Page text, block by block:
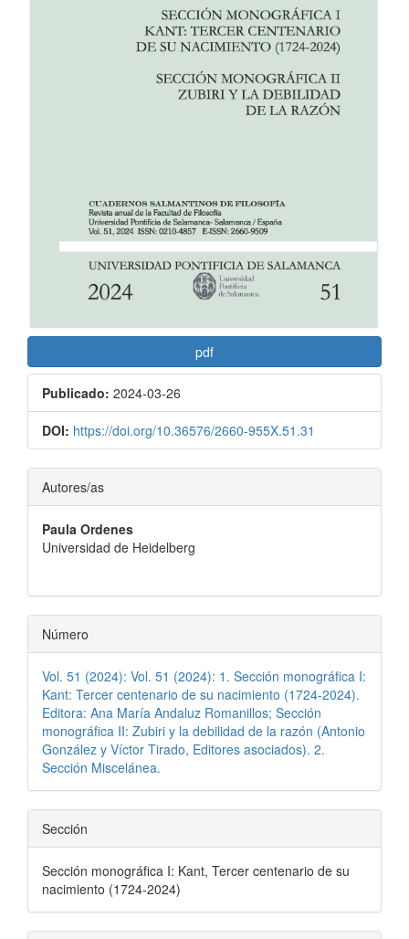
pdf
Publicado: 2024-03-26
DOI: https://doi.org/10.36576/2660-955X.51.31
Contenido
principal
del
Autores/as
Paula Ordenes
Universidad de Heidelberg
Número
Vol. 51 (2024): Vol. 51 (2024): 1. Sección monográfica I:
Kant: Tercer centenario de su nacimiento (1724-2024).
Editora: Ana María Andaluz Romanillos; Sección
monográfica II: Zubiri y la debilidad de la razón (Antonio
González y Víctor Tirado, Editores asociados). 2.
Sección Miscelánea.
Sección
Sección monográfica I: Kant, Tercer centenario de su
nacimiento (1724-2024)